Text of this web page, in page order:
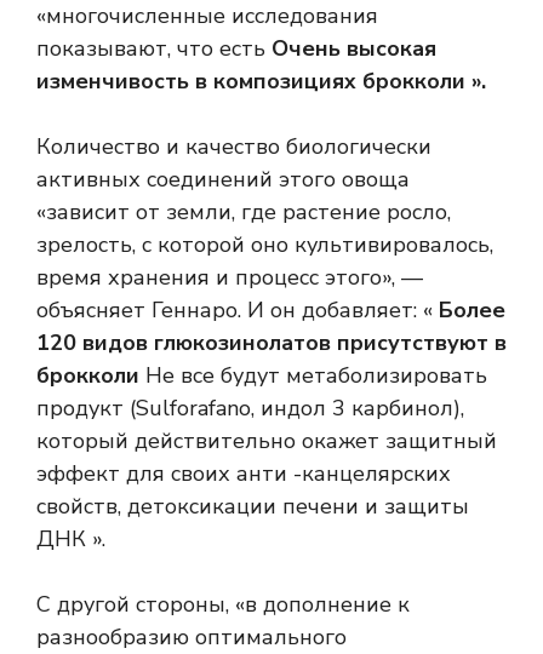
«многочисленные исследования
показывают, что есть Очень высокая
изменчивость в композициях брокколи ».
Количество и качество биологически
активных соединений этого овоща
«зависит от земли, где растение росло,
зрелость, с которой оно культивировалось,
время хранения и процесс этого», —
объясняет Геннаро. И он добавляет: « Более
120 видов глюкозинолатов присутствуют в
брокколи Не все будут метаболизировать
продукт (Sulforafano, индол 3 карбинол),
который действительно окажет защитный
эффект для своих анти -канцелярских
свойств, детоксикации печени и защиты
ДНК ».
С другой стороны, «в дополнение к
разнообразию оптимального